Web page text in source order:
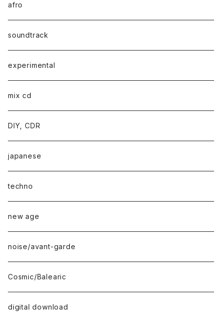
afro
soundtrack
experimental
mix cd
DIY, CDR
japanese
techno
new age
noise/avant-garde
Cosmic/Balearic
digital download